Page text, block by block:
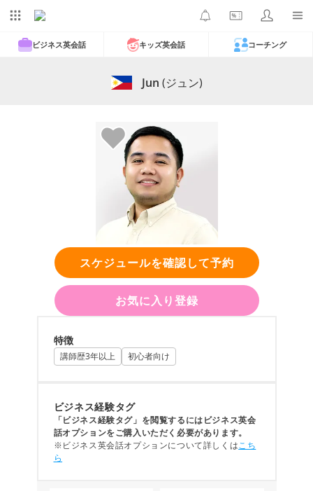
ビジネス英会話 キッズ英会話 コーチング
Jun (ジュン)
スケジュールを確認して予約
お気に入り登録
特徴
講師歴3年以上 初心者向け
ビジネス経験タグ
「ビジネス経験タグ」を閲覧するにはビジネス英会
話オプションをご購入いただく必要があります。
※ビジネス英会話オプションについて詳しくはこち
ら